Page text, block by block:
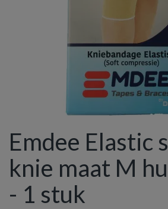
Emdee Elastic
knie maat M
- 1 stuk